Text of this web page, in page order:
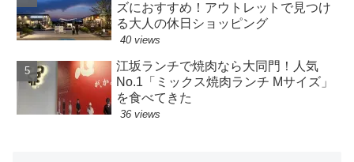
ズにおすすめ！アウトレットで見つけ
る大人の休日ショッピング
40 views
江坂ランチで焼肉なら大同門！人気
No.1「ミックス焼肉ランチ Mサイズ」
を食べてきた
36 views